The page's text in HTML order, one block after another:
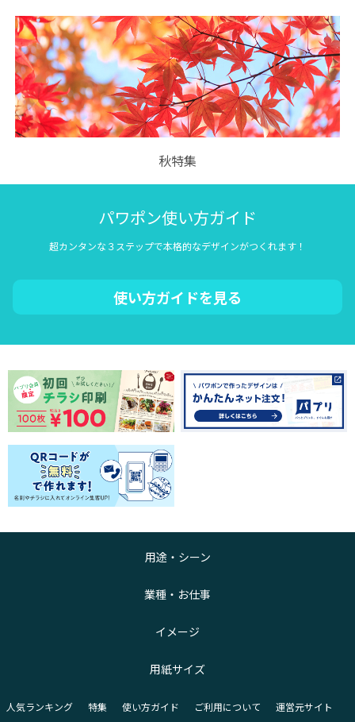
秋特集
パワポン使い方ガイド
超カンタンな３ステップで本格的なデザインがつくれます！
使い方ガイドを見る
用途・シーン
業種・お仕事
イメージ
用紙サイズ
人気ランキング 特集 使い方ガイド ご利用について 運営元サイト